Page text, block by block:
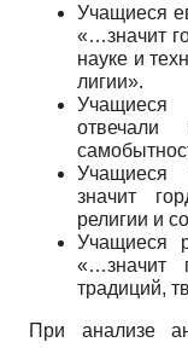
Учащиеся
«…значит
науке и
лигии».
Учащиеся
отвечали
Учащиеся
значит
религии и
Учащиеся
«…значит
традиций,
При анализе